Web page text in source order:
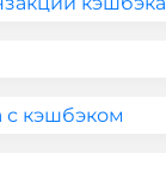
с кэшбэком